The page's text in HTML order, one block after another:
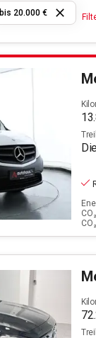
bis 20.000 €